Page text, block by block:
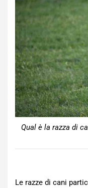
Qual è la razza di
Le razze di cani